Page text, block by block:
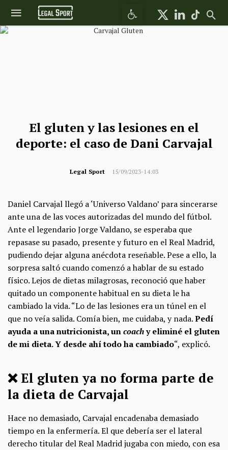
Abrir barra de herramientas
El gluten y las lesiones en el
deporte: el caso de Dani Carvajal
Legal Sport 15/09/2023-14:03
Daniel Carvajal llegó a ‘Universo Valdano’ para sincerarse
ante una de las voces autorizadas del mundo del fútbol.
Ante el legendario Jorge Valdano, se esperaba que
repasase su pasado, presente y futuro en el Real Madrid,
pudiendo dejar alguna anécdota reseñable. Pese a ello, la
sorpresa saltó cuando comenzó a hablar de su estado
físico. Lejos de dietas milagrosas, reconoció que haber
quitado un componente habitual en su dieta le ha
cambiado la vida. “Lo de las lesiones era un túnel en el
que no veía salida. Comía bien, me cuidaba, y nada.Pedí
ayuda a una nutricionista, uncoachy eliminé el gluten
de mi dieta. Y desde ahí todo ha cambiado“, explicó.
❌ ​El gluten ya no forma parte de
la dieta de Carvajal
Hace no demasiado, Carvajal encadenaba demasiado
tiempo en la enfermería. El que debería ser el lateral
derecho titular del Real Madrid jugaba con miedo, con esa